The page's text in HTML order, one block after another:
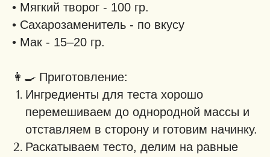
• Мягкий творог - 100 гр.
• Сахарозаменитель - по вкусу
• Мак - 15–20 гр.
👩‍🍳 Приготовление:
Ингредиенты для теста хорошо
перемешиваем до однородной массы и
отставляем в сторону и готовим начинку.
Раскатываем тесто, делим на равные